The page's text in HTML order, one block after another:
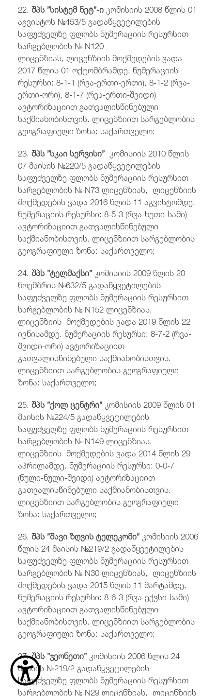
22.შპს ”სისტემ ნეტ”-იკომისიის 2008 წლის 01
აგვისტოს №453/5 გადაწყვეტილების
საფუძველზე ფლობს ნუმერაციის რესურსით
სარგებლობის № N120
ლიცენზიას, ლიცენზიის მოქმედების ვადა
2017 წლის 01 ოქტომბრამდე. ნუმერაციის
რესურსი: 8-1-1 (რვა-ერთი-ერთი), 8-1-2 (რვა-
ერთი-ორი), 8-1-7 (რვა-ერთი-შვიდი)
ავტორიზაციით გათვალისწინებული
საქმიანობისთვის. ლიცენზიით სარგებლობის
გეოგრაფიული ზონა: საქართველო;
23.შპს ”სკაი სერვისი” კომისიის 2010 წლის
07 მაისის №220/5 გადაწყვეტილების
საფუძველზე ფლობს ნუმერაციის რესურსით
სარგებლობის № N73 ლიცენზიას, ლიცენზიის
მოქმედების ვადა 2016 წლის 11 აგვისტომდე.
ნუმერაციის რესურსი: 8-5-3 (რვა-ხუთი-სამი)
ავტორიზაციით გათვალისწინებული
საქმიანობისთვის. ლიცენზიით სარგებლობის
გეოგრაფიული ზონა: საქართველო;
24.შპს ”ტელმაქსი”კომისიის 2009 წლის 20
ნოემბრის №632/5 გადაწყვეტილების
საფუძველზე ფლობს ნუმერაციის რესურსით
სარგებლობის № N152 ლიცენზიას,
ლიცენზიის მოქმედების ვადა 2019 წლის 22
ივნისამდე. ნუმერაციის რესურსი: 8-7-2 (რვა-
შვიდი-ორი) ავტორიზაციით
გათვალისწინებული საქმიანობისთვის.
ლიცენზიით სარგებლობის გეოგრაფიული
ზონა: საქართველო;
25. შპს ”ქოლ ცენტრი”კომისიის 2009 წლის 01
მაისის №224/5 გადაწყვეტილების
საფუძველზე ფლობს ნუმერაციის რესურსით
სარგებლობის № N149 ლიცენზიას,
ლიცენზიის მოქმედების ვადა 2014 წლის 29
აპრილამდე. ნუმერაციის რესურსი: 0-0-7
(ნული-ნული-შვიდი) ავტორიზაციით
გათვალისწინებული საქმიანობისთვის.
ლიცენზიით სარგებლობის გეოგრაფიული
ზონა: საქართველო;
26. შპს ”შავი ზღვის ტელეკომი”კომისიის 2006
წლის 24 მაისის №219/2 გადაწყვეტილების
საფუძველზე ფლობს ნუმერაციის რესურსით
სარგებლობის № N30 ლიცენზიას, ლიცენზიის
მოქმედების ვადა 2015 წლის 11 მარტამდე.
ნუმერაციის რესურსი: 8-6-3 (რვა-ექვსი-სამი)
ავტორიზაციით გათვალისწინებული
საქმიანობისთვის. ლიცენზიით სარგებლობის
გეოგრაფიული ზონა: საქართველო;
27.შპს ”ჯეონეთი”კომისიის 2006 წლის 24
მაისის №219/2 გადაწყვეტილების
საფუძველზე ფლობს ნუმერაციის რესურსით
სარგებლობის № N29 ლიცენზიას, ლიცენზიის